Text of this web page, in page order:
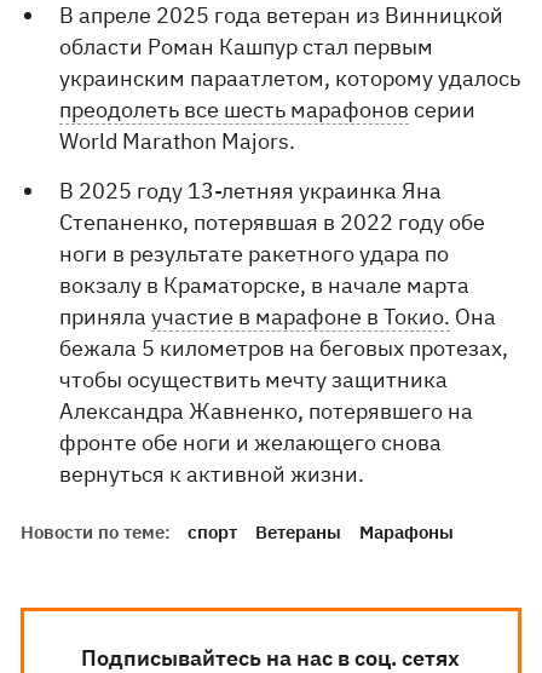
В апреле 2025 года ветеран из Винницкой
области Роман Кашпур стал первым
украинским параатлетом, которому удалось
преодолеть все шесть марафонов серии
World Marathon Majors.
В 2025 году 13-летняя украинка Яна
Степаненко, потерявшая в 2022 году обе
ноги в результате ракетного удара по
вокзалу в Краматорске, в начале марта
принялаучастие в марафоне в Токио. Она
бежала 5 километров на беговых протезах,
чтобы осуществить мечту защитника
Александра Жавненко, потерявшего на
фронте обе ноги и желающего снова
вернуться к активной жизни.
Новости по теме: спорт Ветераны Марафоны
Подписывайтесь на нас в соц. сетях